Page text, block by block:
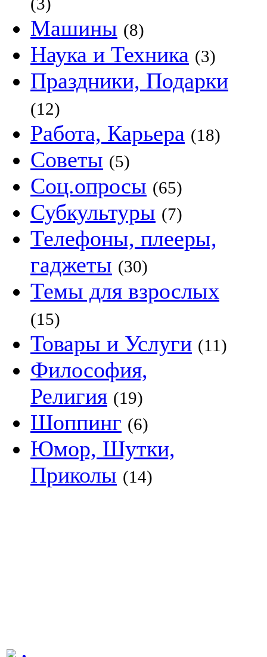
Машины (8)
Наука и Техника (3)
Праздники, Подарки
(12)
Работа, Карьера (18)
Советы (5)
Соц.опросы (65)
Субкультуры (7)
Телефоны, плееры,
гаджеты (30)
Темы для взрослых
(15)
Товары и Услуги (11)
Философия,
Религия (19)
Шоппинг (6)
Юмор, Шутки,
Приколы (14)